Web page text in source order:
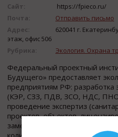
Сайт:
https://fpieco.ru/
Почта:
Отправить письмо
Адрес:
620041 г.
этаж, офис 506
Рубрика:
Экология. Охрана
Федеральный проектный
Будущего» предоставляет
предприятиям РФ: разработка
(КЭР, СЗЗ, ПДВ, ЗСО, НДС,
проведение экспертиз
проектов, объектов,
замеры и анализ (выбросы и